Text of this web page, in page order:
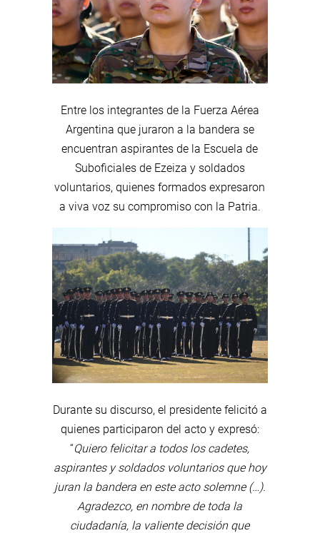
Entre los integrantes de la Fuerza Aérea
Argentina que juraron a la bandera se
encuentran aspirantes de la Escuela de
Suboficiales de Ezeiza y soldados
voluntarios, quienes formados expresaron
a viva voz su compromiso con la Patria.
Durante su discurso, el presidente felicitó a
quienes participaron del acto y expresó:
“Quiero felicitar a todos los cadetes,
aspirantes y soldados voluntarios que hoy
juran la bandera en este acto solemne (…).
Agradezco, en nombre de toda la
ciudadanía, la valiente decisión que